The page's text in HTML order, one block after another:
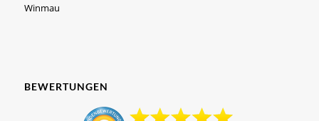
Winmau
BEWERTUNGEN